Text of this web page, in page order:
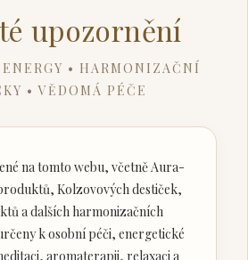
upozornění
• HARMONIZAČNÍ
• VĚDOMÁ PÉČE
na tomto webu, včetně Aura-
Kolzovových destiček,
a dalších harmonizačních
k osobní péči, energetické
aromaterapii, relaxaci a